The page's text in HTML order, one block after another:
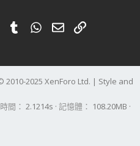
PinterestTumblrWhatsApp
電子郵件
連結
2010-2025 XenForo Ltd. | Style and
時間 2.1214s 記憶體 108.20MB